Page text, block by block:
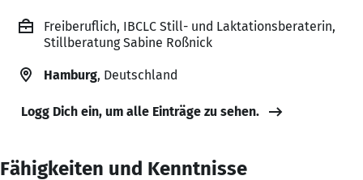
Freiberuflich, IBCLC Still- und Laktationsberaterin,
Stillberatung Sabine Roßnick
Hamburg, Deutschland
Logg Dich ein, um alle Einträge zu sehen.
Fähigkeiten und Kenntnisse